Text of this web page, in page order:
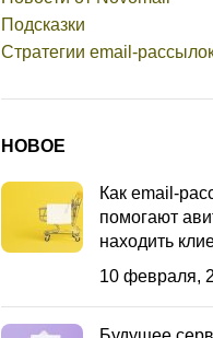
Подсказки
Стратегии email-
НОВОЕ
Как email-
помогают
находить
10 февраля,